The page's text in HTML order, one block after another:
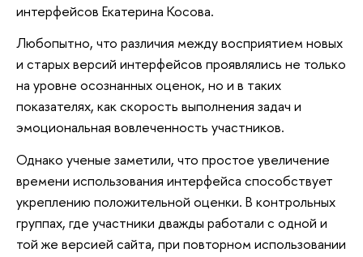
интерфейсов Екатерина Косова.
Любопытно, что различия между восприятием новых
и старых версий интерфейсов проявлялись не только
на уровне осознанных оценок, но и в таких
показателях, как скорость выполнения задач и
эмоциональная вовлеченность участников.
Однако ученые заметили, что простое увеличение
времени использования интерфейса способствует
укреплению положительной оценки. В контрольных
группах, где участники дважды работали с одной и
той же версией сайта, при повторном использовании